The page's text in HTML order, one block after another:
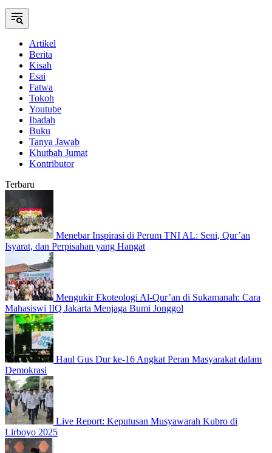
Artikel
Berita
Kisah
Esai
Fatwa
Tokoh
Youtube
Ibadah
Buku
Tanya Jawab
Khutbah Jumat
Kontributor
Terbaru
Menebar Inspirasi di Perum TNI AL: Seni, Qur’an
Isyarat, dan Perpisahan yang Hangat
Mengukir Ekoteologi Al-Qur’an di Sukamanah: Cara
Mahasiswi IIQ Jakarta Menjaga Bumi Jonggol
Haul Gus Dur ke-16 Angkat Peran Masyarakat dalam
Demokrasi
Live Report: Keputusan Musyawarah Kubro di
Lirboyo 2025